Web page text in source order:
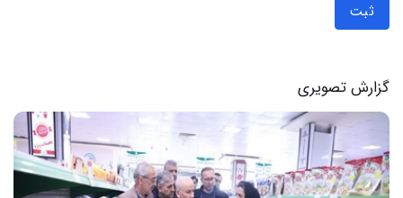
ثبت
گزارش تصویری